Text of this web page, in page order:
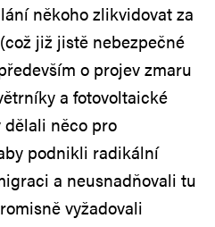
někoho zlikvidovat za
již jistě nebezpečné
o projev zmaru
a fotovoltaické
dělali něco pro
podnikli radikální
a neusnadňovali tu
vyžadovali